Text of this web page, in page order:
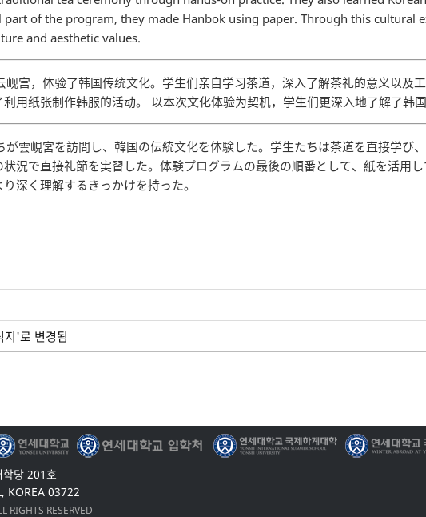
of the program, they made Hanbok using paper. Through this cultural
and aesthetic values.
宫，体验了韩国传统文化。学生们亲自学习茶道，深入了解茶礼的意义以及
用纸张制作韩服的活动。 以本次文化体验为契机，学生们更深入地了解了韩
雲峴宮を訪問し、韓国の伝統文化を体験した。学生たちは茶道を直接学び
況で直接礼節を実習した。体験プログラムの最後の順番として、紙を活用
深く理解するきっかけを持った。
'로 변경됨
당 201호
KOREA 03722
RIGHTS RESERVED